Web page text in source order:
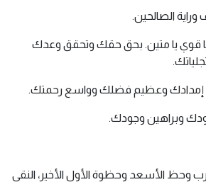
وراية الصالحين.
يا قوي يا متين. بحق حقك وتحقق وعدك
إمدادك وعظيم فضلك وواسع رحمتك.
وبراهين وجودك.
وحظ الأسعد وحظوة الأول الأخير، النقي